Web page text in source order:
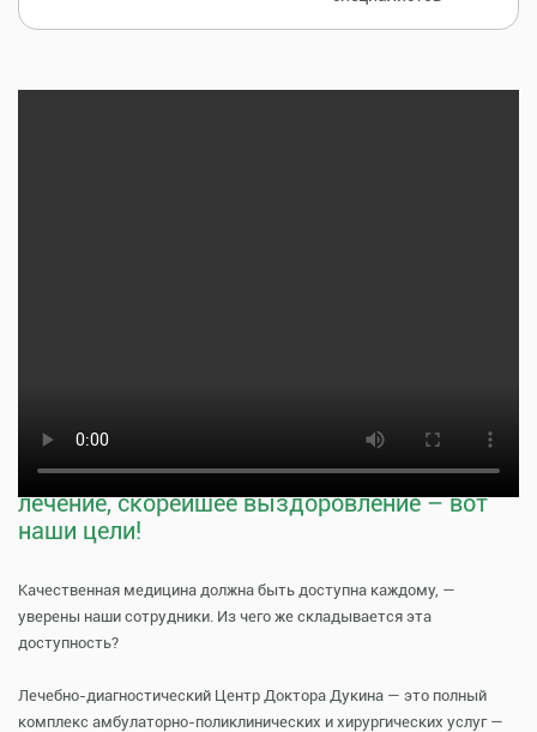
Тщательная профилактика, качественное
лечение, скорейшее выздоровление – вот
наши цели!
Качественная медицина должна быть доступна каждому, —
уверены наши сотрудники. Из чего же складывается эта
доступность?
Лечебно-диагностический Центр Доктора Дукина — это полный
комплекс амбулаторно-поликлинических и хирургических услуг —